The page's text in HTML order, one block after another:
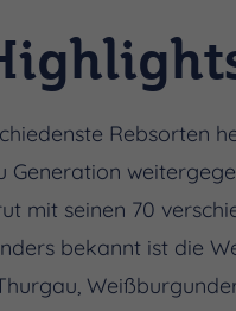
Rebsorten
Generation
mit seinen 70
bekannt ist die